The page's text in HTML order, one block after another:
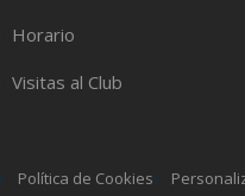
Horario
Visitas al Club
Política de Cookies